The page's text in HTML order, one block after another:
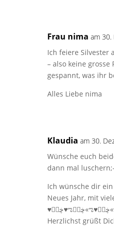
Frau nima am 30.
Ich feiere Silvester
– also keine grosse
gespannt, was ihr
Alles Liebe nima
Klaudia am 30.
Wünsche euch
dann mal
Ich wünsche dir
Neues Jahr, mit
Herzlichst grüßt